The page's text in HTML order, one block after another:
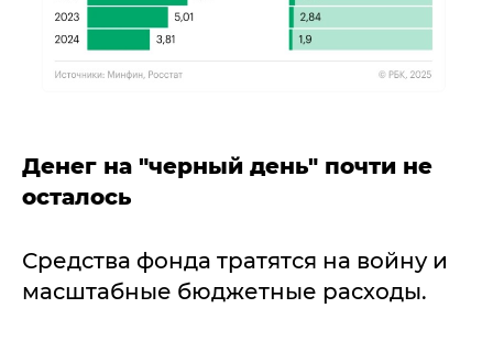
Денег на "черный день" почти не
осталось
Средства фонда тратятся на войну и
масштабные бюджетные расходы.